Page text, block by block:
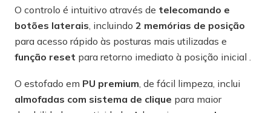
O controlo é intuitivo através de telecomando e
botões laterais , incluindo 2 memórias de posição
para acesso rápido às posturas mais utilizadas e
função reset para retorno imediato à posição inicial .
O estofado em PU premium , de fácil limpeza, inclui
almofadas com sistema de clique para maior